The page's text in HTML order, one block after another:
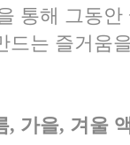
통해 그동
드는 즐거움
, 가을, 겨울